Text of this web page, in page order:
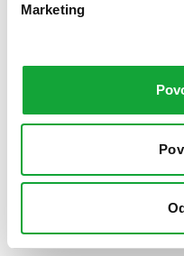
Marketing